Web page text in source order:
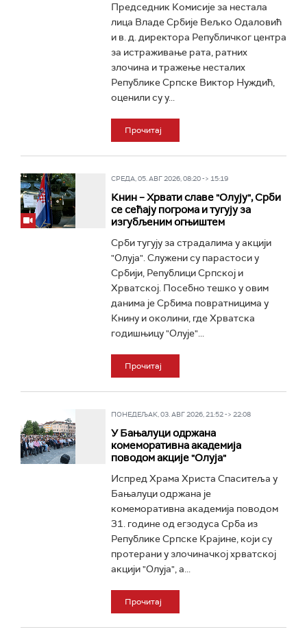
Председник Комисије за нестала
лица Владе Србије Вељко Одаловић
и в. д. директора Републичког центра
за истраживање рата, ратних
злочина и тражење несталих
Републике Српске Виктор Нуждић,
оценили су у...
Прочитај
СРЕДА, 05. АВГ 2026, 08:20 -> 15:19
Книн – Хрвати славе "Олују", Срби
се сећају погрома и тугују за
изгубљеним огњиштем
Срби тугују за страдалима у акцији
"Олуја". Служени су парастоси у
Србији, Републици Српској и
Хрватској. Посебно тешко у овим
данима је Србима повратницима у
Книну и околини, где Хрватска
годишњицу "Олује"...
Прочитај
ПОНЕДЕЉАК, 03. АВГ 2026, 21:52 -> 22:08
У Бањалуци одржана
комеморативна академија
поводом акције "Олуја"
Испред Храма Христа Спаситеља у
Бањалуци одржана је
комеморативна академија поводом
31. године од егзодуса Срба из
Републике Српске Крајине, који су
протерани у злочиначкој хрватској
акцији "Олуја", а...
Прочитај